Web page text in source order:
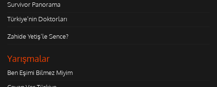
Survivor Panorama
Türkiye'nin Doktorları
Zahide Yetiş'le Sence?
Yarışmalar
Ben Eşimi Bilmez Miyim